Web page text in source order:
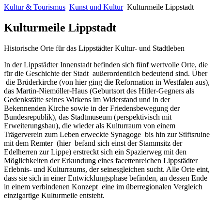
Kultur & Tourismus Kunst und KulturKulturmeile Lippstadt
Kulturmeile Lippstadt
Historische Orte für das Lippstädter Kultur- und Stadtleben
In der Lippstädter Innenstadt befinden sich fünf wertvolle Orte, die
für die Geschichte der Stadt außerordentlich bedeutend sind. Über
die Brüderkirche (von hier ging die Reformation in Westfalen aus),
das Martin-Niemöller-Haus (Geburtsort des Hitler-Gegners als
Gedenkstätte seines Wirkens im Widerstand und in der
Bekennenden Kirche sowie in der Friedensbewegung der
Bundesrepublik), das Stadtmuseum (perspektivisch mit
Erweiterungsbau), die wieder als Kulturraum von einem
Trägerverein zum Leben erweckte Synagoge bis hin zur Stiftsruine
mit dem Remter (hier befand sich einst der Stammsitz der
Edelherren zur Lippe) erstreckt sich ein Spazierweg mit den
Möglichkeiten der Erkundung eines facettenreichen Lippstädter
Erlebnis- und Kulturraums, der seinesgleichen sucht. Alle Orte eint,
dass sie sich in einer Entwicklungsphase befinden, an dessen Ende
in einem verbindenen Konzept eine im überregionalen Vergleich
einzigartige Kulturmeile entsteht.